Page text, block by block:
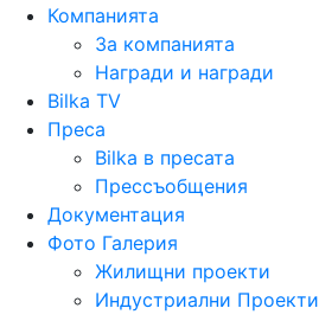
Компанията
За компанията
Награди и награди
Bilka TV
Преса
Bilka в пресата
Прессъобщения
Документация
Фото Галерия
Жилищни проекти
Индустриални Проекти